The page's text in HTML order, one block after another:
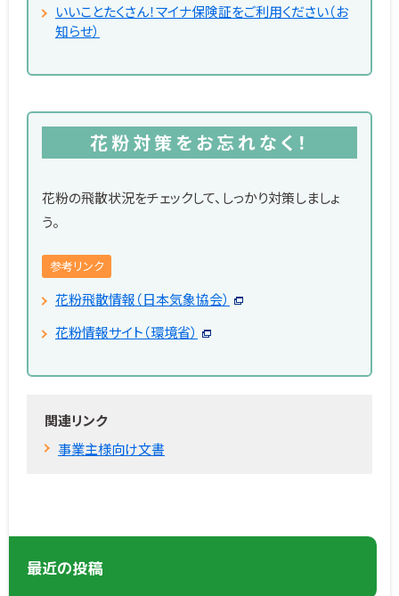
いいことたくさん！マイナ保険証をご利用ください（お
知らせ）
花粉対策をお忘れなく！
花粉の飛散状況をチェックして、しっかり対策しましょ
う。
参考リンク
花粉飛散情報（日本気象協会）
花粉情報サイト（環境省）
関連リンク
事業主様向け文書
最近の投稿